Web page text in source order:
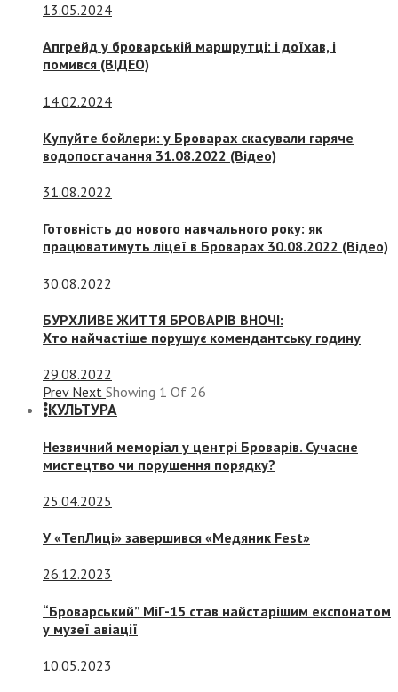
13.05.2024
Апгрейд у броварській маршрутці: і доїхав, і
помився (ВІДЕО)
14.02.2024
Купуйте бойлери: у Броварах скасували гаряче
водопостачання 31.08.2022 (Відео)
31.08.2022
Готовність до нового навчального року: як
працюватимуть ліцеї в Броварах 30.08.2022 (Відео)
30.08.2022
БУРХЛИВЕ ЖИТТЯ БРОВАРІВ ВНОЧІ:
Хто найчастіше порушує комендантську годину
29.08.2022
Prev Next Showing 1 Of 26
КУЛЬТУРА
Незвичний меморіал у центрі Броварів. Сучасне
мистецтво чи порушення порядку?
25.04.2025
У «ТепЛиці» завершився «Медяник Fest»
26.12.2023
“Броварський” МіГ-15 став найстарішим експонатом
у музеї авіації
10.05.2023